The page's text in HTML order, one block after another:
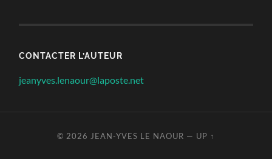
CONTACTER L’AUTEUR
jeanyves.lenaour@laposte.net
© 2026 JEAN-YVES LE NAOUR — UP ↑